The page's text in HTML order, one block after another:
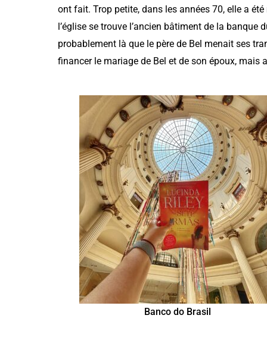
ont fait. Trop petite, dans les années 70, elle a
l’église se trouve l’ancien bâtiment de la banque
probablement là que le père de Bel menait ses
financer le mariage de Bel et de son époux, mais
Banco do Brasil